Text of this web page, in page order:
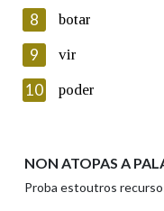
Lin e acepto as
Introduce o código
Texto de verificación
8 botar
9 vir
10 poder
NON ATOPAS A
Proba estoutros